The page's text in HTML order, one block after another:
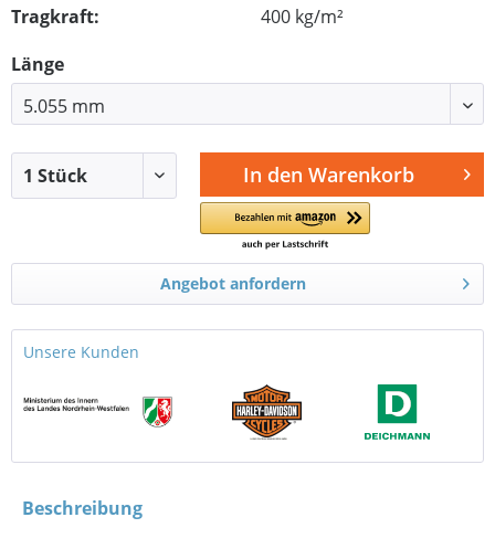
Tragkraft:
400 kg/m²
Länge
In den Warenkorb
Angebot anfordern
Unsere Kunden
Beschreibung